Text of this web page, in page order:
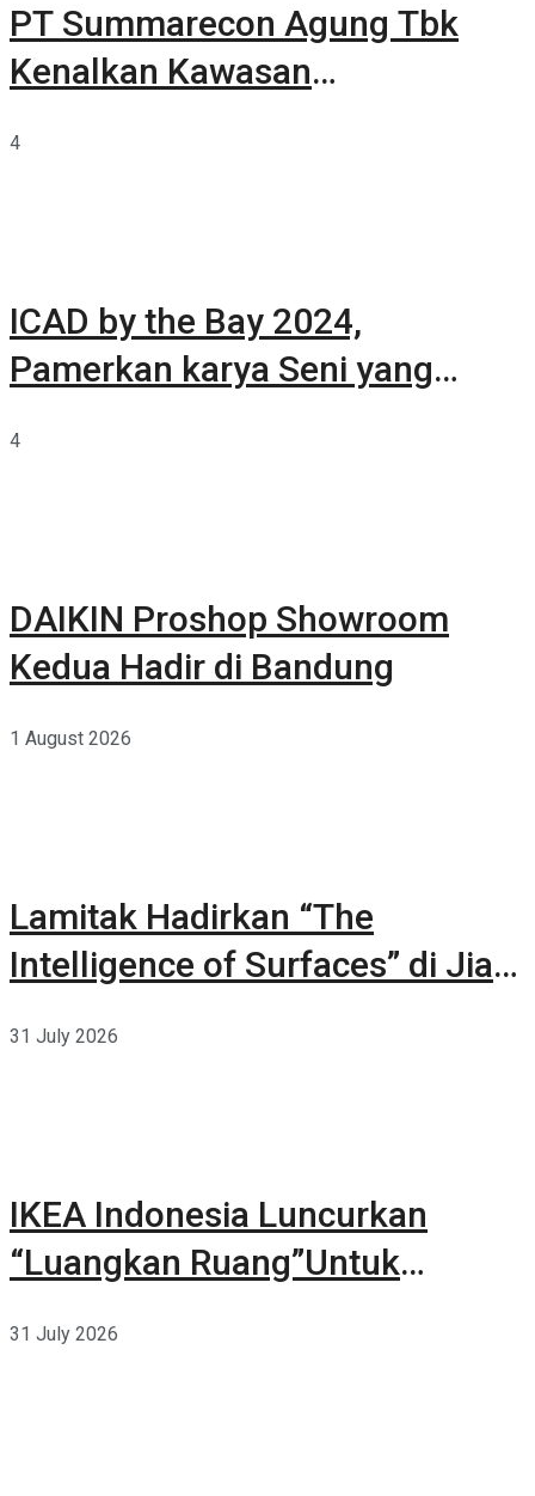
PT Summarecon Agung Tbk
Kenalkan Kawasan
4
ICAD by the Bay 2024,
Pamerkan karya Seni yang
4
DAIKIN Proshop Showroom
Kedua Hadir di Bandung
1 August 2026
Lamitak Hadirkan “The
Intelligence of Surfaces” di Jia
31 July 2026
IKEA Indonesia Luncurkan
“Luangkan Ruang”Untuk
31 July 2026